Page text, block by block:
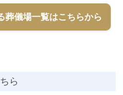
葬儀場一覧はこちらから
ら